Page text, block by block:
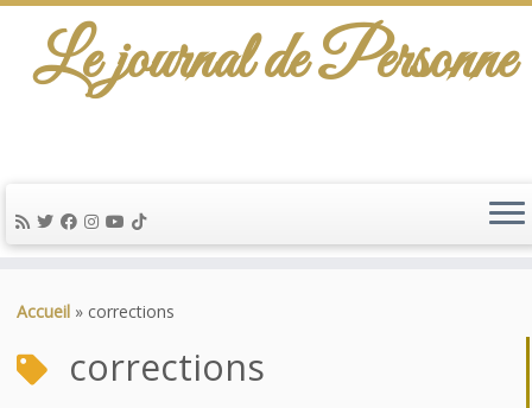
au
Le journal de Personne
Accueil » corrections
corrections